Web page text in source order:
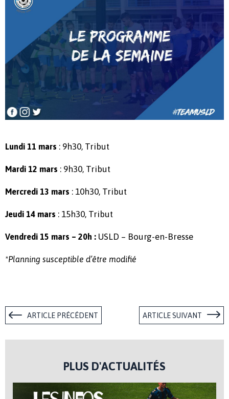
Lundi 11 mars : 9h30, Tribut
Mardi 12 mars : 9h30, Tribut
Mercredi 13 mars : 10h30, Tribut
Jeudi 14 mars : 15h30, Tribut
Vendredi 15 mars – 20h : USLD – Bourg-en-Bresse
*Planning susceptible d’être modifié
ARTICLE PRÉCÉDENT ARTICLE SUIVANT
PLUS D'ACTUALITÉS